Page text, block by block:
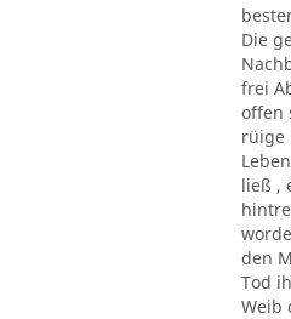
Die
frei
offen
rüige
ließ ,
den
Tod
Weib